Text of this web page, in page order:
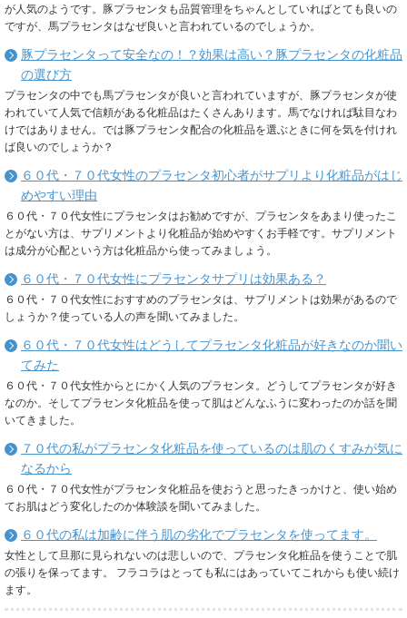
が人気のようです。豚プラセンタも品質管理をちゃんとしていればとても良いの
ですが、馬プラセンタはなぜ良いと言われているのでしょうか。
豚プラセンタって安全なの！？効果は高い？豚プラセンタの化粧品
の選び方
プラセンタの中でも馬プラセンタが良いと言われていますが、豚プラセンタが使
われていて人気で信頼がある化粧品はたくさんあります。馬でなければ駄目なわ
けではありません。では豚プラセンタ配合の化粧品を選ぶときに何を気を付けれ
ば良いのでしょうか？
６０代・７０代女性のプラセンタ初心者がサプリより化粧品がはじ
めやすい理由
６０代・７０代女性にプラセンタはお勧めですが、プラセンタをあまり使ったこ
とがない方は、サプリメントより化粧品が始めやすくお手軽です。サプリメント
は成分が心配という方は化粧品から使ってみましょう。
６０代・７０代女性にプラセンタサプリは効果ある？
６０代・７０代女性におすすめのプラセンタは、サプリメントは効果があるので
しょうか？使っている人の声を聞いてみました。
６０代・７０代女性はどうしてプラセンタ化粧品が好きなのか聞い
てみた
６０代・７０代女性からとにかく人気のプラセンタ。どうしてプラセンタが好き
なのか。そしてプラセンタ化粧品を使って肌はどんなふうに変わったのか話を聞
いてきました。
７０代の私がプラセンタ化粧品を使っているのは肌のくすみが気に
なるから
６０代・７０代女性がプラセンタ化粧品を使おうと思ったきっかけと、使い始め
てお肌はどう変化したのか体験談を聞いてみました。
６０代の私は加齢に伴う肌の劣化でプラセンタを使ってます。
女性として旦那に見られないのは悲しいので、プラセンタ化粧品を使うことで肌
の張りを保ってます。 フラコラはとっても私にはあっていてこれからも使い続け
ます。